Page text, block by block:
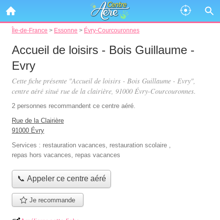
Île-de-France > Essonne > Évry-Courcouronnes
Accueil de loisirs - Bois Guillaume -
Evry
Cette fiche présente "Accueil de loisirs - Bois Guillaume - Evry",
centre aéré situé rue de la clairière, 91000 Évry-Courcouronnes.
2 personnes recommandent ce centre aéré.
Rue de la Clairière
91000 Évry
Services : restauration vacances, restauration scolaire ,
repas hors vacances, repas vacances
📞 Appeler ce centre aéré
Je recommande